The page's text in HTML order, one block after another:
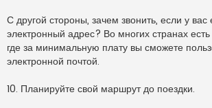
С другой стороны, зачем звонить, если у вас
электронный адрес? Во многих странах
где за минимальную плату вы сможете
электронной почтой.
10. Планируйте свой маршрут до поездки.